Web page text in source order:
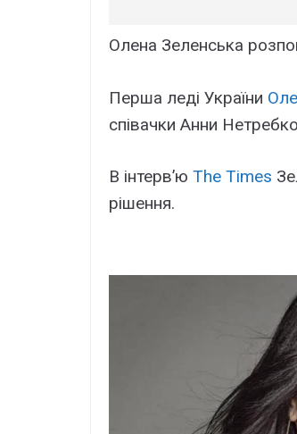
Олена Зеленська
Перша леді України
співачки Анни
В інтерв’ю The Times
рішення.